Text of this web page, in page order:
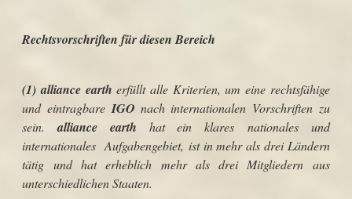
Rechtsvorschriften für diesen Bereich
(1) alliance earth erfüllt alle Kriterien, um eine rechtsfähige
und eintragbare IGO nach internationalen Vorschriften zu
sein.alliance earth hat ein klares nationales und
internationales Aufgabengebiet, ist in mehr als drei Ländern
tätig und hat erheblich mehr als drei Mitgliedern aus
unterschiedlichen Staaten.